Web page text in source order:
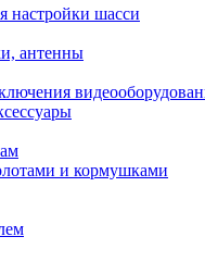
настройки шасси
антенны
и кормушками